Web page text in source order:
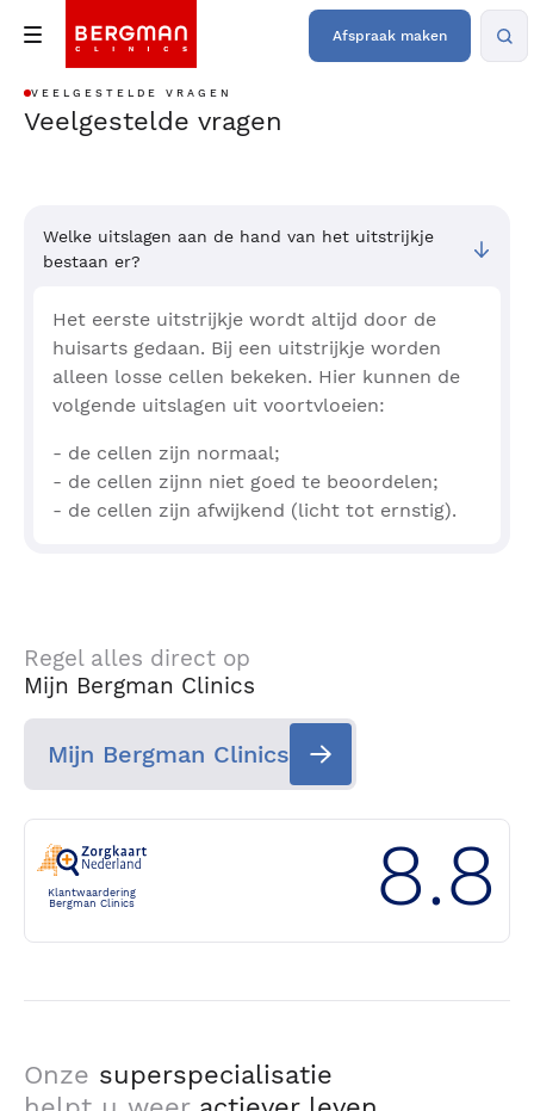
Afspraak maken
VEELGESTELDE VRAGEN
Veelgestelde vragen
Welke uitslagen aan de hand van het uitstrijkje
bestaan er?
Het eerste uitstrijkje wordt altijd door de
huisarts gedaan. Bij een uitstrijkje worden
alleen losse cellen bekeken. Hier kunnen de
volgende uitslagen uit voortvloeien:
- de cellen zijn normaal;
- de cellen zijnn niet goed te beoordelen;
- de cellen zijn afwijkend (licht tot ernstig).
Regel alles direct op
Mijn Bergman Clinics
Mijn Bergman Clinics
Klantwaardering
Bergman Clinics
8.8
Onze superspecialisatie